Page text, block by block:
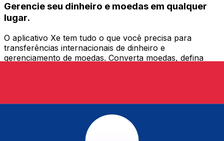
Gerencie seu dinheiro e moedas em qualquer
lugar.
O aplicativo Xe tem tudo o que você precisa para
transferências internacionais de dinheiro e
gerenciamento de moedas. Converta moedas, defina